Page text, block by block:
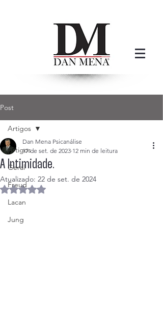
Post
Artigos
Geral
Freud
Lacan
Jung
Artigos
A Intimidade.
Dan Mena Psicanálise
17 de set. de 2023 12 min de leitura
Atualizado: 22 de set. de 2024
Avaliado com NaN de 5 estrelas.